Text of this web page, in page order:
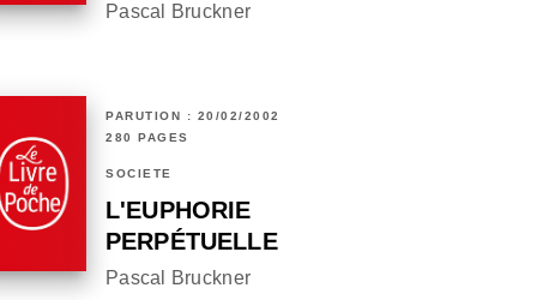
Pascal Bruckner
PARUTION : 20/02/2002
280 PAGES
SOCIÉTÉ
L'EUPHORIE
PERPÉTUELLE
Pascal Bruckner